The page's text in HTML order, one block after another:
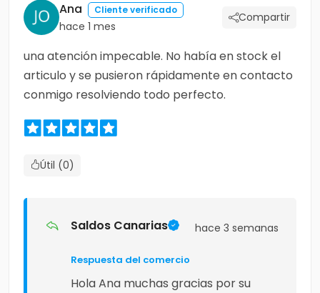
Ana Cliente verificado
hace 1 mes
Compartir
una atención impecable. No había en stock el
articulo y se pusieron rápidamente en contacto
conmigo resolviendo todo perfecto.
Útil (0)
Saldos Canarias hace 3 semanas
Respuesta del comercio
Hola Ana muchas gracias por su